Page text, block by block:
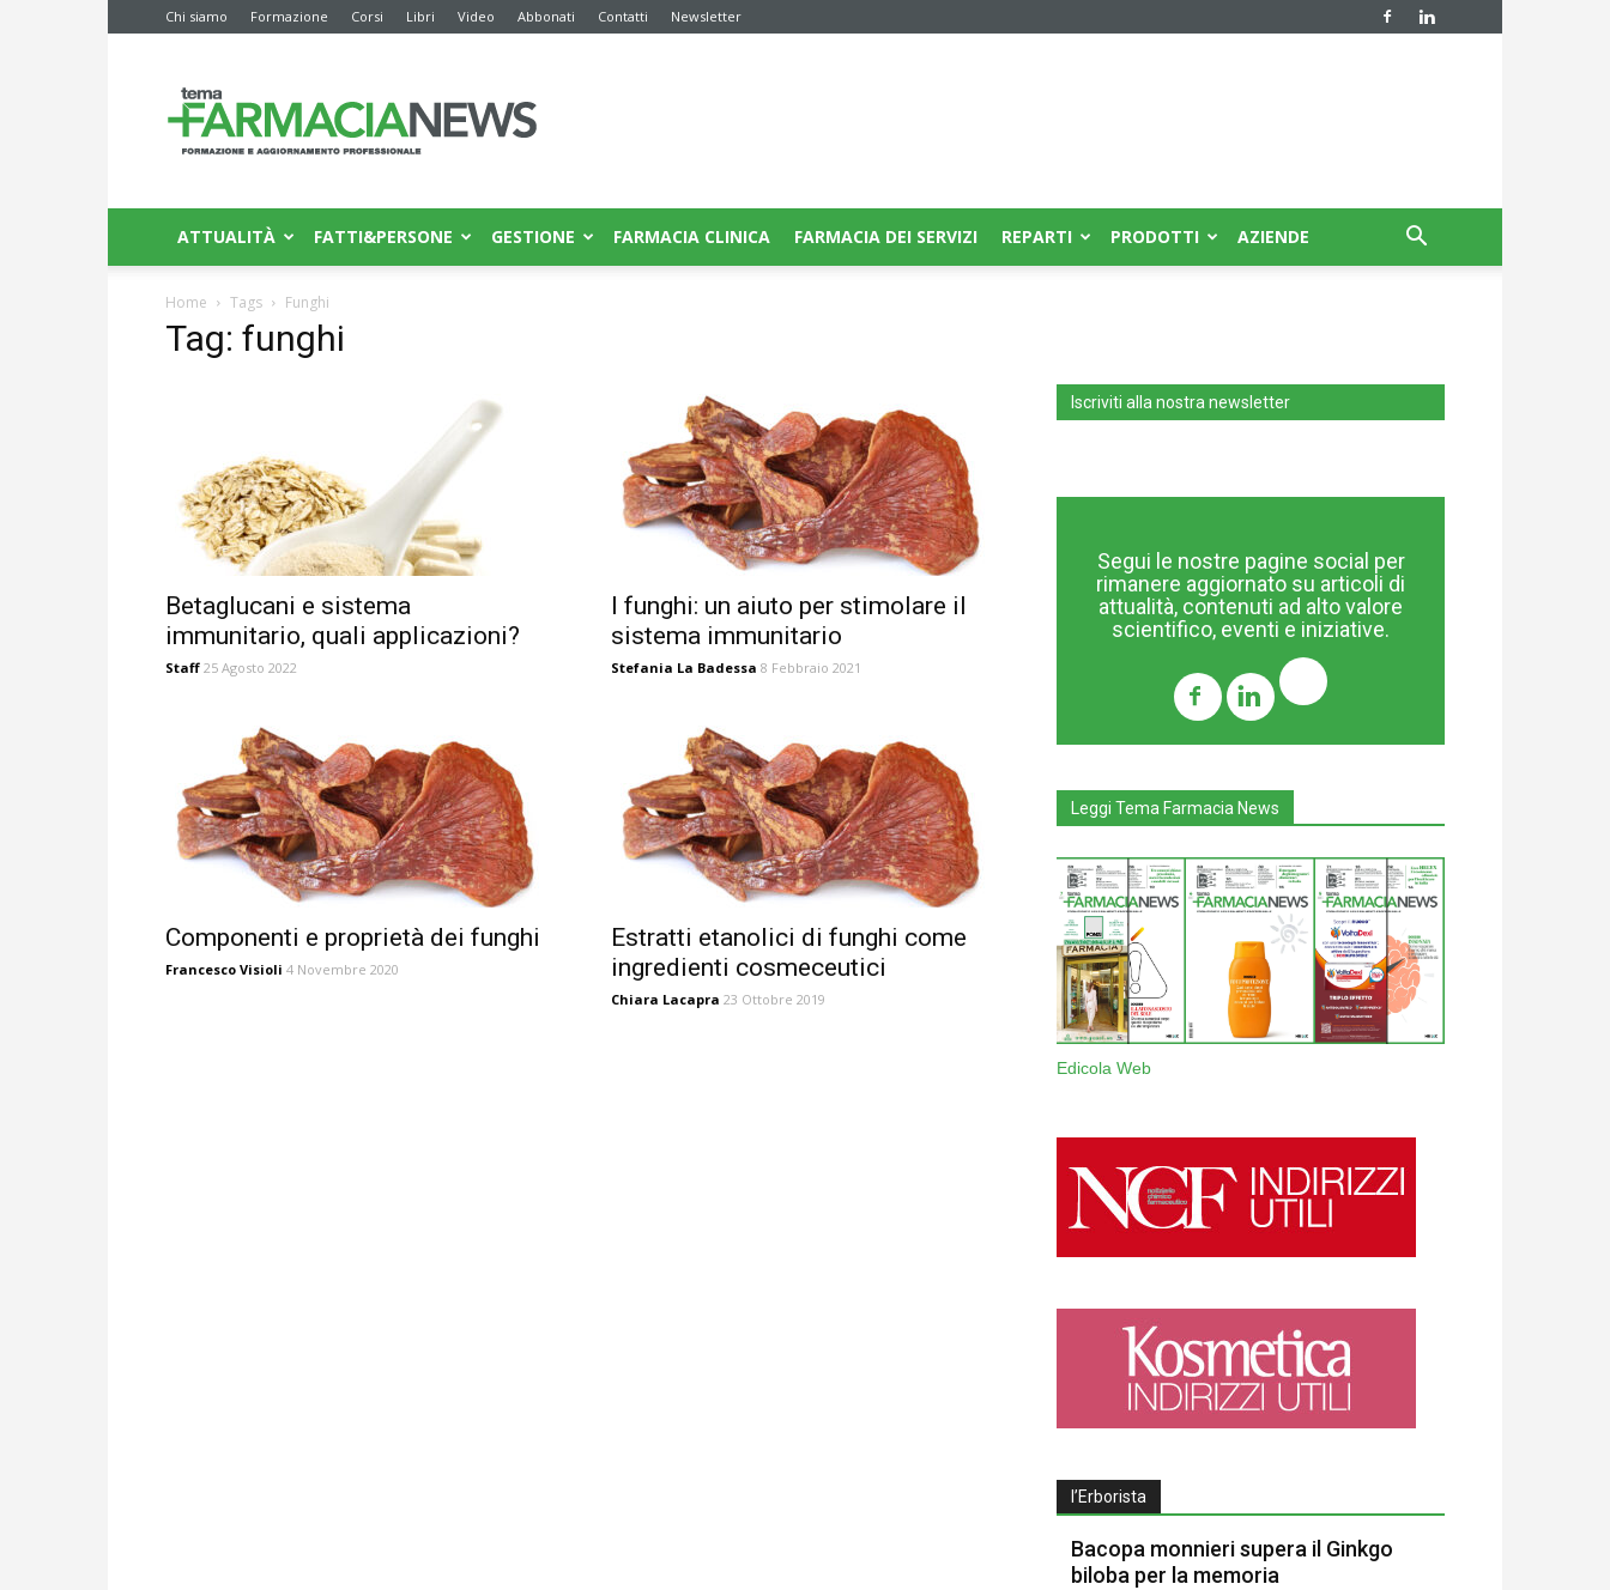
Chi siamo Formazione Corsi Libri Video Abbonati Contatti Newsletter
News
ATTUALITÀ FATTI&PERSONE GESTIONE FARMACIA CLINICA FARMACIA DEI SERVIZI REPARTI PRODOTTI AZIENDE
Home Tags Funghi
Tag: funghi
Betaglucani e sistema
immunitario, quali applicazioni?
Staff 25 Agosto 2022
I funghi: un aiuto per stimolare il
sistema immunitario
Stefania La Badessa 8 Febbraio 2021
Componenti e proprietà dei funghi
Francesco Visioli 4 Novembre 2020
Estratti etanolici di funghi come
ingredienti cosmeceutici
Chiara Lacapra 23 Ottobre 2019
Iscriviti alla nostra newsletter
Segui le nostre pagine social per
rimanere aggiornato su articoli di
attualità, contenuti ad alto valore
scientifico, eventi e iniziative.
Leggi Tema Farmacia News
Edicola Web
l’Erborista
Bacopa monnieri supera il Ginkgo
biloba per la memoria